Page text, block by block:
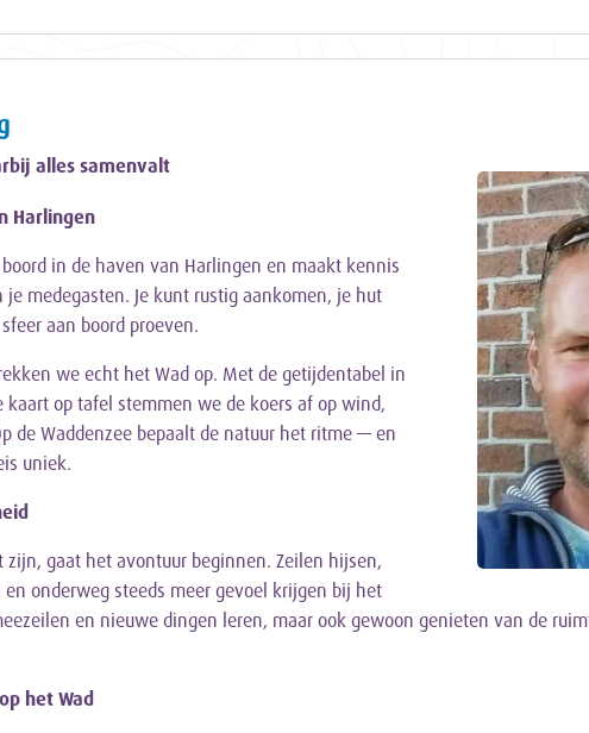
alles samenvalt
Harlingen
boord in de haven van Harlingen en maakt kennis
medegasten. Je kunt rustig aankomen, je hut
aan boord proeven.
we echt het Wad op. Met de getijdentabel in
kaart op tafel stemmen we de koers af op wind,
de Waddenzee bepaalt de natuur het ritme — en
uniek.
zijn, gaat het avontuur beginnen. Zeilen hijsen,
onderweg steeds meer gevoel krijgen bij het
en nieuwe dingen leren, maar ook gewoon genieten van de
het Wad